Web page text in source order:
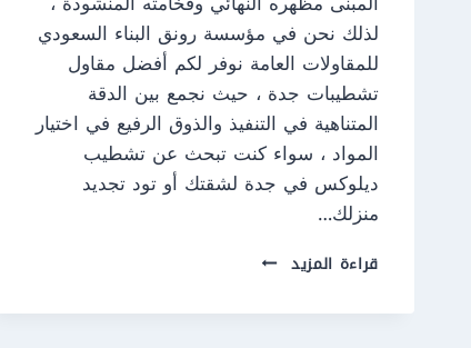
لذلك نحن في مؤسسة رونق البناء السعودي
للمقاولات العامة نوفر لكم أفضل مقاول
تشطيبات جدة ، حيث نجمع بين الدقة
المتناهية في التنفيذ والذوق الرفيع في اختيار
المواد ، سواء كنت تبحث عن تشطيب
ديلوكس في جدة لشقتك أو تود تجديد
منزلك…
قراءة المزيد مقاول